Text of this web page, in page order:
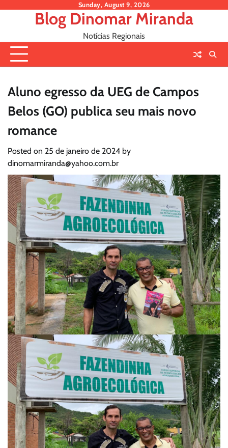
Sunday, August 9, 2026
Blog Dinomar Miranda
Notícias Regionais
Aluno egresso da UEG de Campos
Belos (GO) publica seu mais novo
romance
Posted on 25 de janeiro de 2024 by
dinomarmiranda@yahoo.com.br